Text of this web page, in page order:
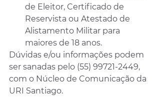
de Eleitor, Certificado de
Reservista ou Atestado de
Alistamento Militar para
maiores de 18 anos.
Dúvidas e/ou informações podem
ser sanadas pelo (55) 99721-2449,
com o Núcleo de Comunicação da
URI Santiago.